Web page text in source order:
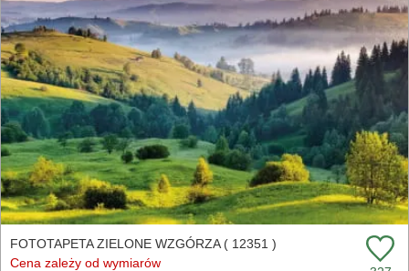
FOTOTAPETA ZIELONE WZGÓRZA ( 12351 )
Cena zależy od wymiarów